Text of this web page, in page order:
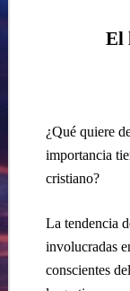
El
¿Qué quiere
importancia
cristiano?
La tendencia
involucradas
conscientes